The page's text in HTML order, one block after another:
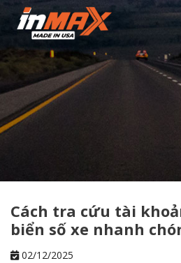
Cách tra cứu tài
biển số xe nhanh
02/12/2025